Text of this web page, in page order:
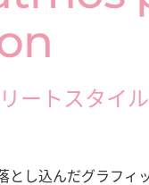
ートスタイ
し込んだグラフィ